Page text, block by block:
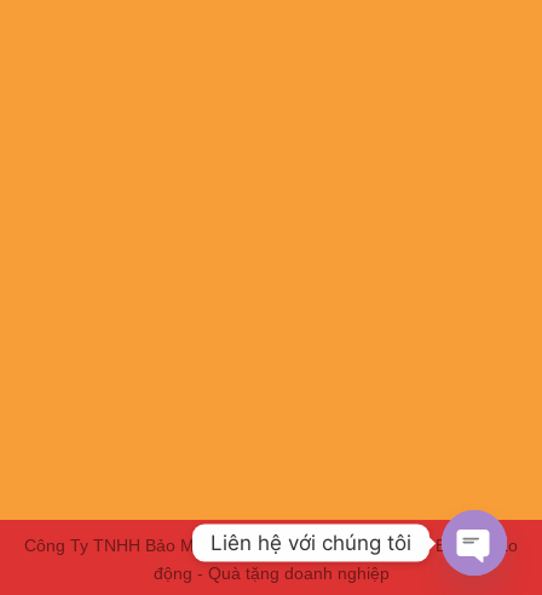
Công Ty TNHH Bảo Minh HBC | Chuyên Đồng phục - Bảo hộ lao
động - Quà tặng doanh nghiệp
Liên hệ với chúng tôi